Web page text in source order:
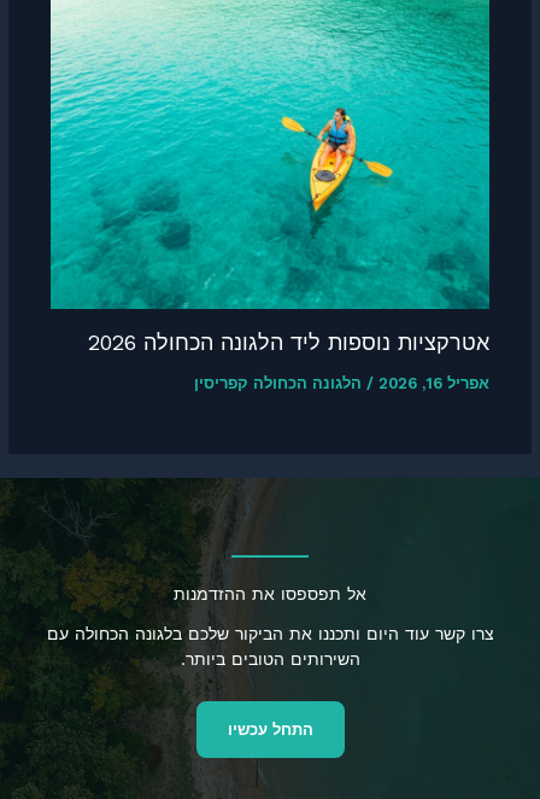
אטרקציות נוספות ליד הלגונה הכחולה 2026
אפריל 16, 2026 /הלגונה הכחולה קפריסין
אל תפספסו את ההזדמנות
צרו קשר עוד היום ותכננו את הביקור שלכם בלגונה הכחולה עם
השירותים הטובים ביותר.
התחל עכשיו